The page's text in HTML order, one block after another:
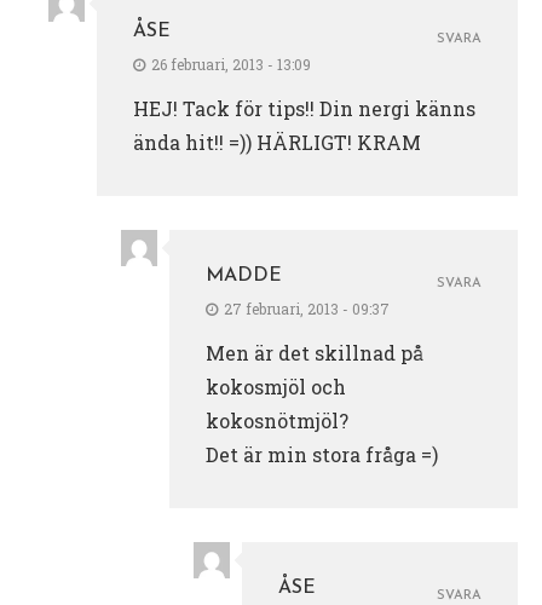
ÅSE
26 februari, 2013 - 13:09
HEJ! Tack för tips!! Din nergi känns
ända hit!! =)) HÄRLIGT! KRAM
SVARA
MADDE
27 februari, 2013 - 09:37
Men är det skillnad på
kokosmjöl och
kokosnötmjöl?
Det är min stora fråga =)
SVARA
ÅSE
SVARA